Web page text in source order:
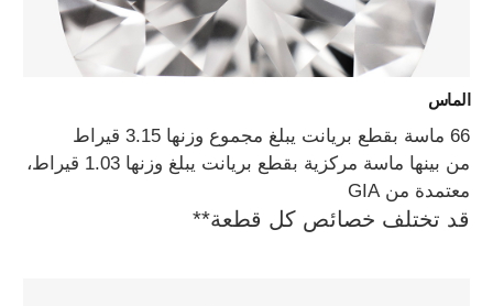
الماس
66 ماسة بقطع بريانت يبلغ مجموع وزنها 3.15 قيراط
من بينها ماسة مركزية بقطع بريانت يبلغ وزنها 1.03 قيراط،
معتمدة من GIA
قد تختلف خصائص كل قطعة**